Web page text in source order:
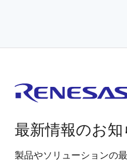
最新情報のお
製品やソリューションの